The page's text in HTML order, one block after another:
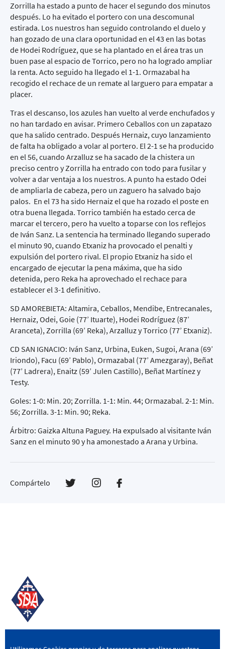
Zorrilla ha estado a punto de hacer el segundo dos minutos
después. Lo ha evitado el portero con una descomunal
estirada. Los nuestros han seguido controlando el duelo y
han gozado de una clara oportunidad en el 43 en las botas
de Hodei Rodríguez, que se ha plantado en el área tras un
buen pase al espacio de Torrico, pero no ha logrado ampliar
la renta. Acto seguido ha llegado el 1-1. Ormazabal ha
recogido el rechace de un remate al larguero para empatar a
placer.
Tras el descanso, los azules han vuelto al verde enchufados y
no han tardado en avisar. Primero Ceballos con un zapatazo
que ha salido centrado. Después Hernaiz, cuyo lanzamiento
de falta ha obligado a volar al portero. El 2-1 se ha producido
en el 56, cuando Arzalluz se ha sacado de la chistera un
preciso centro y Zorrilla ha entrado con todo para fusilar y
volver a dar ventaja a los nuestros. A punto ha estado Odei
de ampliarla de cabeza, pero un zaguero ha salvado bajo
palos. En el 73 ha sido Hernaiz el que ha rozado el poste en
otra buena llegada. Torrico también ha estado cerca de
marcar el tercero, pero ha vuelto a toparse con los reflejos
de Iván Sanz. La sentencia ha terminado llegando superado
el minuto 90, cuando Etxaniz ha provocado el penalti y
expulsión del portero rival. El propio Etxaniz ha sido el
encargado de ejecutar la pena máxima, que ha sido
detenida, pero Reka ha aprovechado el rechace para
establecer el 3-1 definitivo.
SD AMOREBIETA: Altamira, Ceballos, Mendibe, Entrecanales,
Hernaiz, Odei, Goie (77’ Ituarte), Hodei Rodríguez (87’
Aranceta), Zorrilla (69’ Reka), Arzalluz y Torrico (77’ Etxaniz).
CD SAN IGNACIO: Iván Sanz, Urbina, Euken, Sugoi, Arana (69’
Iriondo), Facu (69’ Pablo), Ormazabal (77’ Amezgaray), Beñat
(77’ Ladrera), Enaitz (59’ Julen Castillo), Beñat Martínez y
Testy.
Goles: 1-0: Min. 20; Zorrilla. 1-1: Min. 44; Ormazabal. 2-1: Min.
56; Zorrilla. 3-1: Min. 90; Reka.
Árbitro: Gaizka Altuna Paguey. Ha expulsado al visitante Iván
Sanz en el minuto 90 y ha amonestado a Arana y Urbina.
Compártelo